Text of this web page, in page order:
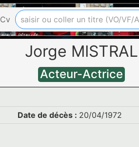
Cv
Jorge MISTRAL
Acteur-Actrice
Date de décès : 20/04/1972